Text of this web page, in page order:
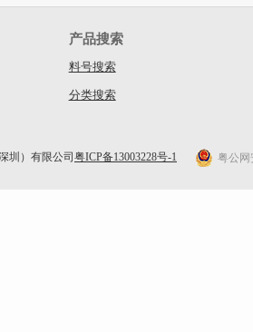
产品搜索
料号搜索
分类搜索
圳）有限公司 粤ICP备13003228号-1 粤公网